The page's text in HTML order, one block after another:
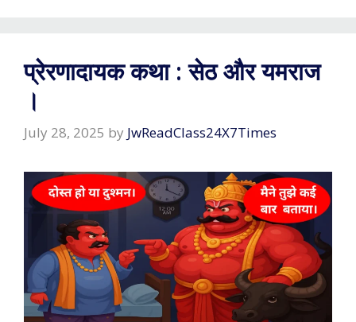
प्रेरणादायक कथा : सेठ और यमराज
।
July 28, 2025 by JwReadClass24X7Times